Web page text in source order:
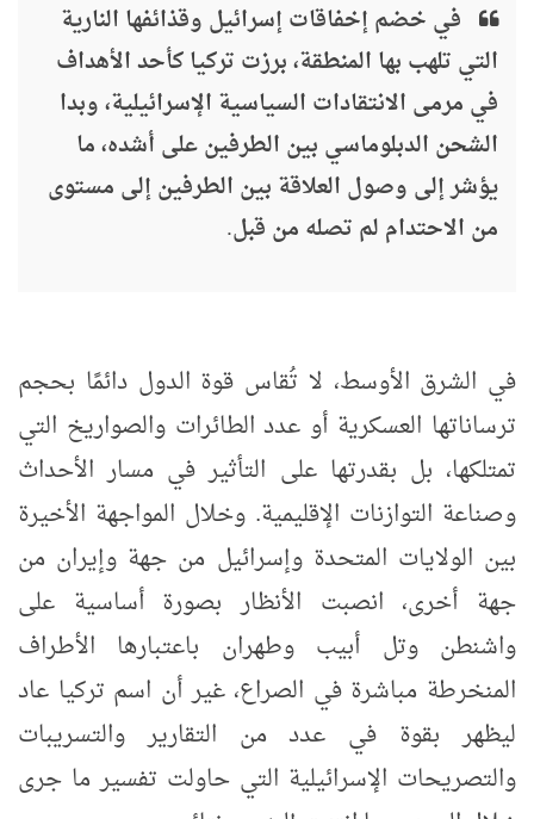
في خضم إخفاقات إسرائيل وقذائفها النارية
التي تلهب بها المنطقة، برزت تركيا كأحد الأهداف
في مرمى الانتقادات السياسية الإسرائيلية، وبدا
الشحن الدبلوماسي بين الطرفين على أشده، ما
يؤشر إلى وصول العلاقة بين الطرفين إلى مستوى
من الاحتدام لم تصله من قبل.
في الشرق الأوسط، لا تُقاس قوة الدول دائمًا بحجم
ترساناتها العسكرية أو عدد الطائرات والصواريخ التي
تمتلكها، بل بقدرتها على التأثير في مسار الأحداث
وصناعة التوازنات الإقليمية. وخلال المواجهة الأخيرة
بين الولايات المتحدة وإسرائيل من جهة وإيران من
جهة أخرى، انصبت الأنظار بصورة أساسية على
واشنطن وتل أبيب وطهران باعتبارها الأطراف
المنخرطة مباشرة في الصراع، غير أن اسم تركيا عاد
ليظهر بقوة في عدد من التقارير والتسريبات
والتصريحات الإسرائيلية التي حاولت تفسير ما جرى